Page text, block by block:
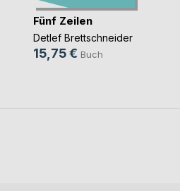
Fünf Zeilen
Detlef Brettschneider
15,75 € Buch